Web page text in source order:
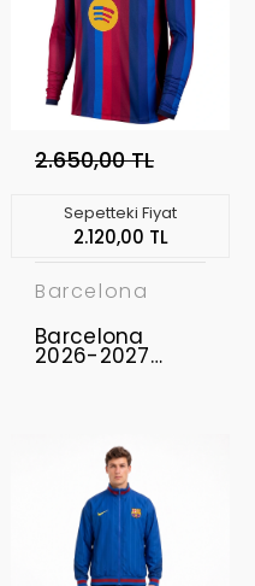
2.650,00 TL
Sepetteki Fiyat
2.120,00 TL
Barcelona
Barcelona
2026-2027